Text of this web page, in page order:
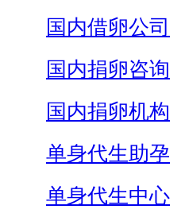
国内借卵公司
国内捐卵咨询
国内捐卵机构
单身代生助孕
单身代生中心